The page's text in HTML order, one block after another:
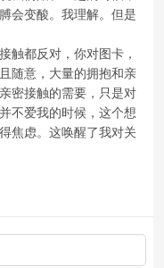
会变酸。我理解。但是
触都反对，你对图卡，
随意，大量的拥抱和亲
密接触的需要，只是对
不爱我的时候，这个想
焦虑。这唤醒了我对关